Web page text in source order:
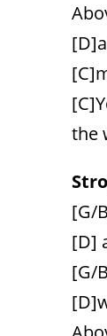
the
[G/
[D]
[G/